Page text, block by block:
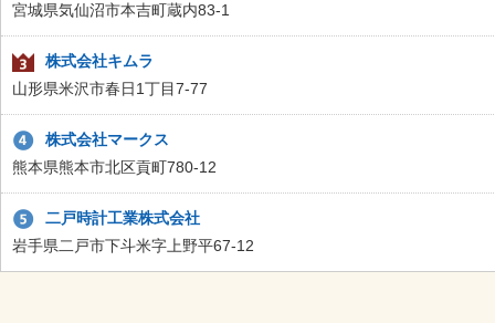
宮城県気仙沼市本吉町蔵内83-1
株式会社キムラ
山形県米沢市春日1丁目7-77
株式会社マークス
熊本県熊本市北区貢町780-12
二戸時計工業株式会社
岩手県二戸市下斗米字上野平67-12